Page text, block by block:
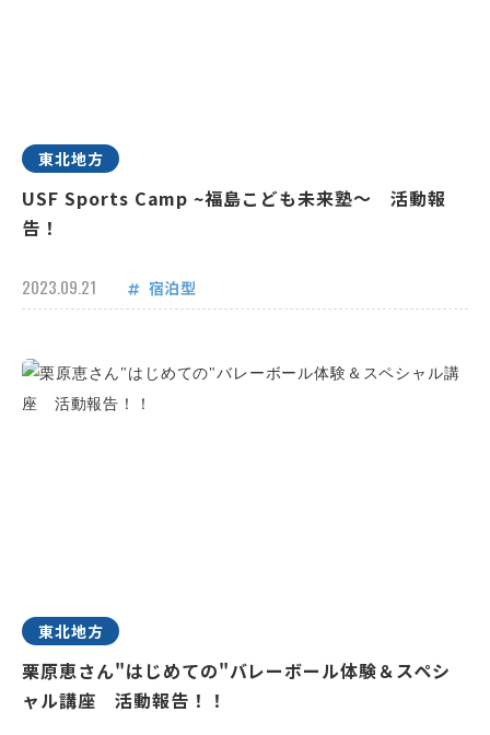
東北地方
USF Sports Camp ~福島こども未来塾～ 活動報
告！
2023.09.21 宿泊型
東北地方
栗原恵さん"はじめての"バレーボール体験＆スペシ
ャル講座 活動報告！！